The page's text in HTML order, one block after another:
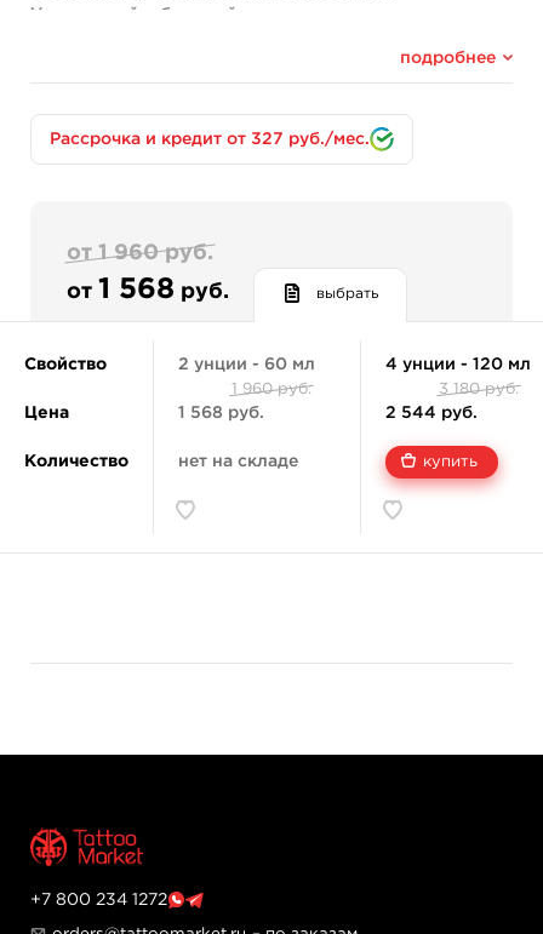
Укрывистый и быстрый.
Полностью органический пигмент, без токсичных
добавок и соединений.
Не содержит в себе акрила, полимеров и других
растворителей.
подробнее
Рассрочка и кредит от 327 руб./мес.
от 1 960 руб.
от 1 568 руб. выбрать
Свойство
Цена
Количество
2 унции - 60 мл
1 960 руб.
1 568 руб.
нет на складе
4 унции - 120 мл
3 180 руб.
2 544 руб.
купить
+7 800 234 1272